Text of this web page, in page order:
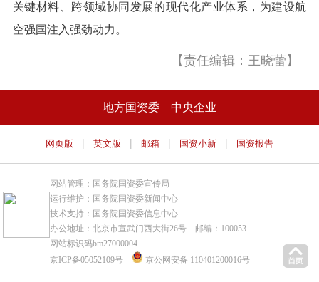
关键材料、跨领域协同发展的现代化产业体系，为建设航
空强国注入强劲动力。
【责任编辑：王晓蕾】
地方国资委 中央企业
网页版 | 英文版 | 邮箱 | 国资小新 | 国资报告
网站管理：国务院国资委宣传局
运行维护：国务院国资委新闻中心
技术支持：国务院国资委信息中心
办公地址：北京市宣武门西大街26号 邮编：100053
网站标识码bm27000004
京ICP备05052109号
京公网安备 110401200016号